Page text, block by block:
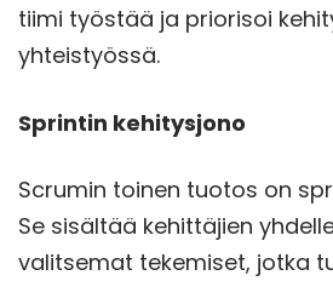
tiimi työstää ja priorisoi
yhteistyössä.
Sprintin kehitysjono
Scrumin toinen tuotos on
Se sisältää kehittäjien
valitsemat tekemiset, jotka